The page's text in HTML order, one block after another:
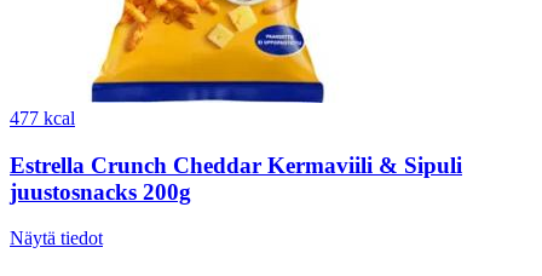
477 kcal
Estrella Crunch Cheddar Kermaviili & Sipuli
juustosnacks 200g
Näytä tiedot